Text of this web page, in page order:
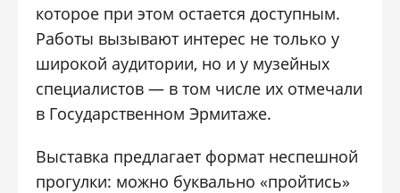
которое при этом остается доступным.
Работы вызывают интерес не только у
широкой аудитории, но и у музейных
специалистов — в том числе их отмечали
в Государственном Эрмитаже.
Выставка предлагает формат неспешной
прогулки: можно буквально «пройтись»